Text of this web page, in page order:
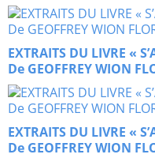
EXTRAITS DU LIVRE «
De GEOFFREY WION
EXTRAITS DU LIVRE «
De GEOFFREY WION